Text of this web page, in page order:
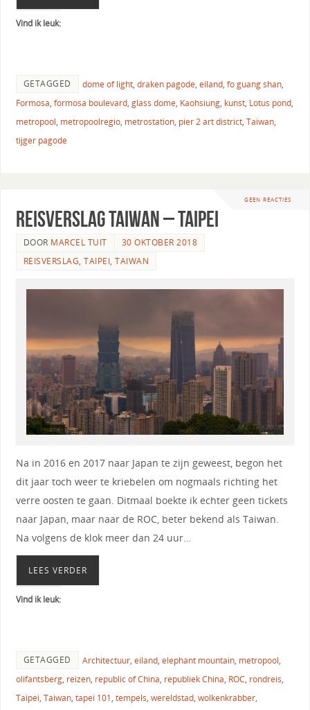
Vind ik leuk:
GETAGGED dome of light, draken pagode, eiland, fo guang shan,
Formosa, formosa boulevard, glass dome, Kaohsiung, kunst, Lotus pond,
metropool, metropoolregio, metrostation, pier 2 art district, Taiwan,
tijger pagode
GEEN REACTIES
Reisverslag Taiwan – Taipei
DOOR MARCEL TUIT
30 OKTOBER 2018
REISVERSLAG,TAIPEI,TAIWAN
Na in 2016 en 2017 naar Japan te zijn geweest, begon het
dit jaar toch weer te kriebelen om nogmaals richting het
verre oosten te gaan. Ditmaal boekte ik echter geen tickets
naar Japan, maar naar de ROC, beter bekend als Taiwan.
Na volgens de klok meer dan 24 uur…
LEES VERDER
Vind ik leuk:
GETAGGED Architectuur, eiland, elephant mountain, metropool,
olifantsberg, reizen, republic of China, republiek China, ROC, rondreis,
Taipei, Taiwan, tapei 101, tempels, wereldstad, wolkenkrabber,